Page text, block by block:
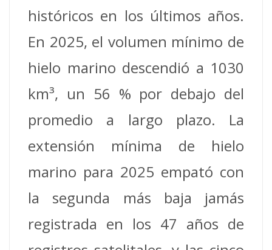
históricos en los últimos años.
En 2025, el volumen mínimo de
hielo marino descendió a 1030
km³, un 56 % por debajo del
promedio a largo plazo. La
extensión mínima de hielo
marino para 2025 empató con
la segunda más baja jamás
registrada en los 47 años de